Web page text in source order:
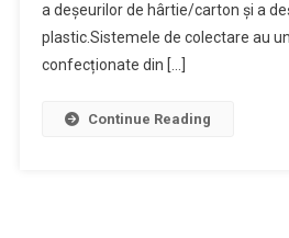
a deșeurilor de hârtie/carton și a
plastic.Sistemele de colectare au
confecționate din […]
Continue Reading